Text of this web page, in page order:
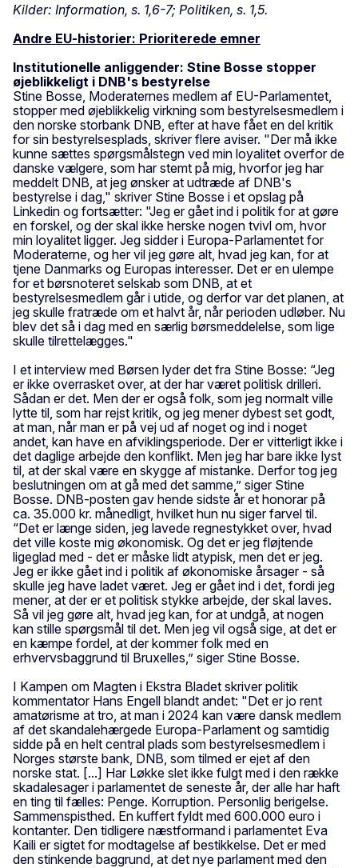
Kilder: Information, s. 1,6-7; Politiken, s. 1,5.
Andre EU-historier: Prioriterede emner
Institutionelle anliggender: Stine Bosse stopper
øjeblikkeligt i DNB's bestyrelse
Stine Bosse, Moderaternes medlem af EU-Parlamentet,
stopper med øjeblikkelig virkning som bestyrelsesmedlem i
den norske storbank DNB, efter at have fået en del kritik
for sin bestyrelsesplads, skriver flere aviser. "Der må ikke
kunne sættes spørgsmålstegn ved min loyalitet overfor de
danske vælgere, som har stemt på mig, hvorfor jeg har
meddelt DNB, at jeg ønsker at udtræde af DNB's
bestyrelse i dag," skriver Stine Bosse i et opslag på
Linkedin og fortsætter: "Jeg er gået ind i politik for at gøre
en forskel, og der skal ikke herske nogen tvivl om, hvor
min loyalitet ligger. Jeg sidder i Europa-Parlamentet for
Moderaterne, og her vil jeg gøre alt, hvad jeg kan, for at
tjene Danmarks og Europas interesser. Det er en ulempe
for et børsnoteret selskab som DNB, at et
bestyrelsesmedlem går i utide, og derfor var det planen, at
jeg skulle fratræde om et halvt år, når perioden udløber. Nu
blev det så i dag med en særlig børsmeddelelse, som lige
skulle tilrettelægges."
I et interview med Børsen lyder det fra Stine Bosse: “Jeg
er ikke overrasket over, at der har været politisk drilleri.
Sådan er det. Men der er også folk, som jeg normalt ville
lytte til, som har rejst kritik, og jeg mener dybest set godt,
at man, når man er på vej ud af noget og ind i noget
andet, kan have en afviklingsperiode. Der er vitterligt ikke i
det daglige arbejde den konflikt. Men jeg har bare ikke lyst
til, at der skal være en skygge af mistanke. Derfor tog jeg
beslutningen om at gå med det samme,” siger Stine
Bosse. DNB-posten gav hende sidste år et honorar på
ca. 35.000 kr. månedligt, hvilket hun nu siger farvel til.
“Det er længe siden, jeg lavede regnestykket over, hvad
det ville koste mig økonomisk. Og det er jeg fløjtende
ligeglad med - det er måske lidt atypisk, men det er jeg.
Jeg er ikke gået ind i politik af økonomiske årsager - så
skulle jeg have ladet været. Jeg er gået ind i det, fordi jeg
mener, at der er et politisk stykke arbejde, der skal laves.
Så vil jeg gøre alt, hvad jeg kan, for at undgå, at nogen
kan stille spørgsmål til det. Men jeg vil også sige, at det er
en kæmpe fordel, at der kommer folk med en
erhvervsbaggrund til Bruxelles,” siger Stine Bosse.
I Kampen om Magten i Ekstra Bladet skriver politik
kommentator Hans Engell blandt andet: "Det er jo rent
amatørisme at tro, at man i 2024 kan være dansk medlem
af det skandalehærgede Europa-Parlament og samtidig
sidde på en helt central plads som bestyrelsesmedlem i
Norges største bank, DNB, som tilmed er ejet af den
norske stat. [...] Har Løkke slet ikke fulgt med i den række
skadalesager i parlamentet de seneste år, der alle har haft
en ting til fælles: Penge. Korruption. Personlig berigelse.
Sammenspisthed. En kuffert fyldt med 600.000 euro i
kontanter. Den tidligere næstformand i parlamentet Eva
Kaili er sigtet for modtagelse af bestikkelse. Det er med
den stinkende baggrund, at det nye parlament med den